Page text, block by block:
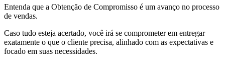
Entenda que a Obtenção de Compromisso é um avanço no processo
de vendas.
Caso tudo esteja acertado, você irá se comprometer em entregar
exatamente o que o cliente precisa, alinhado com as expectativas e
focado em suas necessidades.